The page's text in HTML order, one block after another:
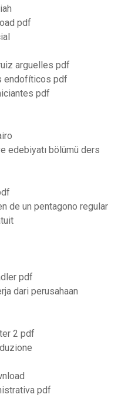
pdf
arguelles pdf
endofíticos pdf
pdf
edebiyatı bölümü ders
de un pentagono regular
pdf
dari perusahaan
2 pdf
pdf